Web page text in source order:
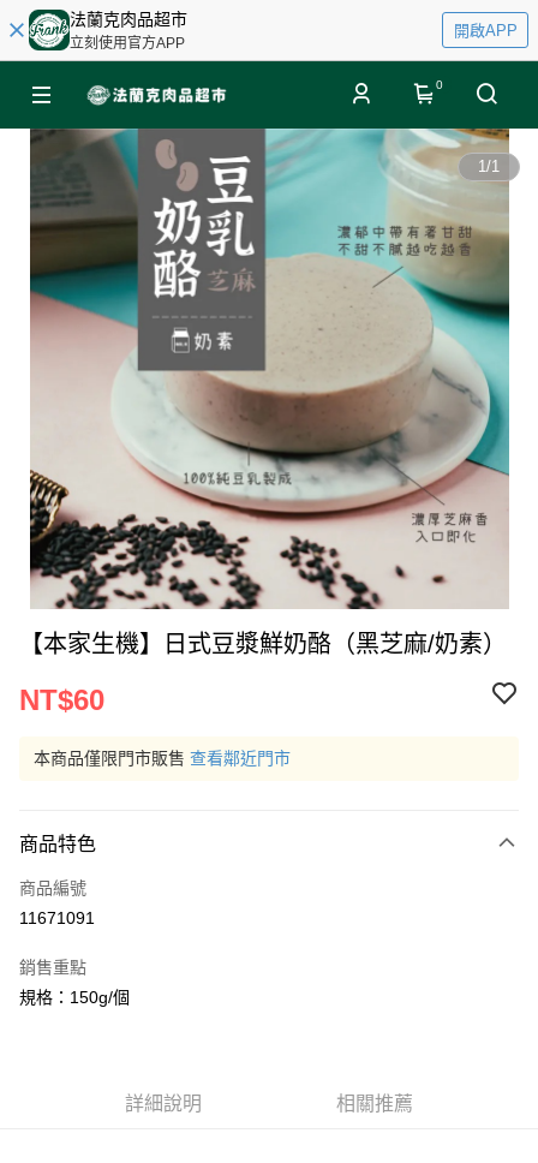
法蘭克肉品超市
立刻使用官方APP
開啟APP
0
1/1
【本家生機】日式豆漿鮮奶酪（黑芝麻/奶素）
NT$60
本商品僅限門市販售 查看鄰近門市
商品特色
商品編號
11671091
銷售重點
規格：150g/個
詳細說明 相關推薦